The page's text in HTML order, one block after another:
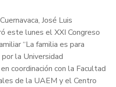
José Luis
este lunes el XXI Congreso
“La familia es para
la Universidad
coordinación con la Facultad
de la UAEM y el Centro